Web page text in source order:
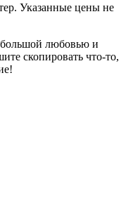
Указанные цены не
большой любовью и
скопировать что-то,